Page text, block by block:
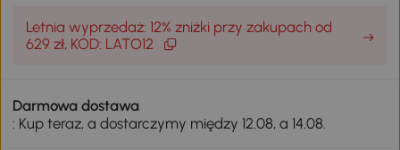
Letnia wyprzedaż: 12% zniżki przy zakupach od
629 zł, KOD: LATO12
Darmowa dostawa
: Kup teraz, a dostarczymy między 12.08, a 14.08.